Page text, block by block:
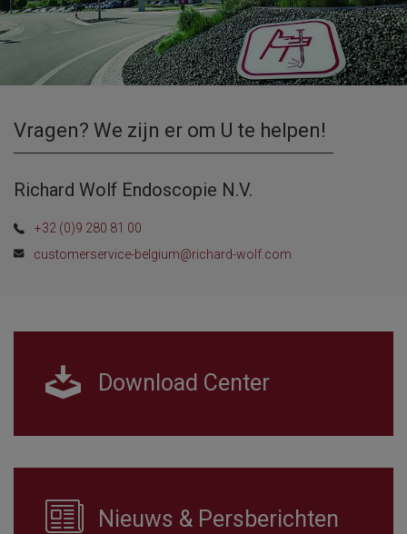
Vragen? We zijn er om U te helpen!
Richard Wolf Endoscopie N.V.
+32 (0)9 280 81 00
customerservice-belgium@richard-wolf.com
Download Center
Nieuws & Persberichten